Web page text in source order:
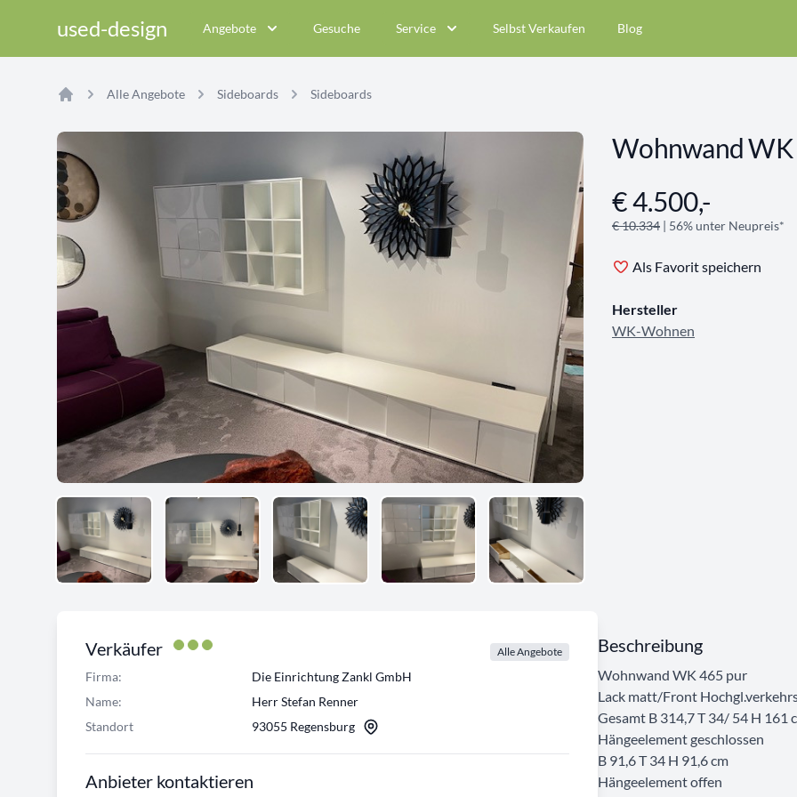
used-design Angebote Gesuche Service Selbst Verkaufen Blog
Alle Angebote Sideboards Sideboards
Wohnwand WK
Angebotsinformationen
€ 4.500,-
€ 10.334 | 56% unter Neupreis*
Als Favorit speichern
Hersteller
WK-Wohnen
Verkäufer Alle Angebote
Firma:
Die Einrichtung Zankl GmbH
Name:
Herr Stefan Renner
Standort
93055 Regensburg
Anbieter kontaktieren
Beschreibung
Wohnwand WK 465 pur
Lack matt/Front
Gesamt B 314,7 T 34/ 54 H 161
Hängeelement geschlossen
B 91,6 T 34 H 91,6 cm
Hängeelement offen